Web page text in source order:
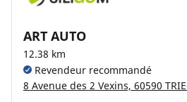
ART AUTO
12.38 km
Revendeur recommandé
8 Avenue des 2 Vexins, 60590